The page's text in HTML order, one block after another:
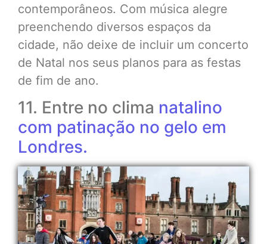
contemporâneos. Com música alegre
preenchendo diversos espaços da
cidade, não deixe de incluir um concerto
de Natal nos seus planos para as festas
de fim de ano.
11. Entre no clima natalino
com patinação no gelo em
Londres.